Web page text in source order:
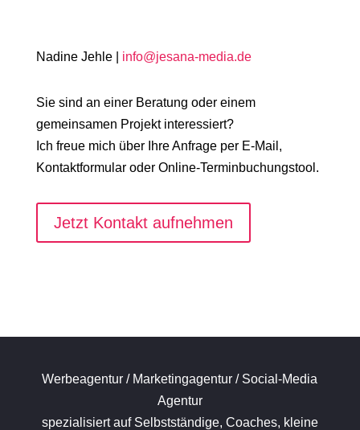
Nadine Jehle | info@jesana-media.de
Sie sind an einer Beratung oder einem
gemeinsamen Projekt interessiert?
Ich freue mich über Ihre Anfrage per E-Mail,
Kontaktformular oder Online-Terminbuchungstool.
Jetzt Kontakt aufnehmen
Werbeagentur / Marketingagentur / Social-Media
Agentur
spezialisiert auf Selbstständige, Coaches, kleine